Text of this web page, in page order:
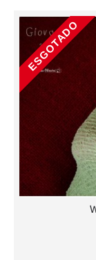
ESGOTADO